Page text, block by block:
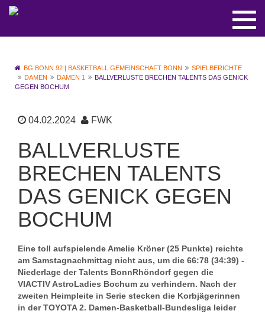
BG BONN 92 | BASKETBALL GEMEINSCHAFT BONN
SPIELBERICHTE
DAMEN
DAMEN 1
BALLVERLUSTE BRECHEN TALENTS DAS GENICK
GEGEN BOCHUM
04.02.2024 FWK
BALLVERLUSTE
BRECHEN TALENTS
DAS GENICK GEGEN
BOCHUM
Eine toll aufspielende Amelie Kröner (25 Punkte) reichte
am Samstagnachmittag nicht aus, um die 66:78 (34:39) -
Niederlage der Talents BonnRhöndorf gegen die
VIACTIV AstroLadies Bochum zu verhindern. Nach der
zweiten Heimpleite in Serie stecken die Korbjägerinnen
in der TOYOTA 2. Damen-Basketball-Bundesliga leider